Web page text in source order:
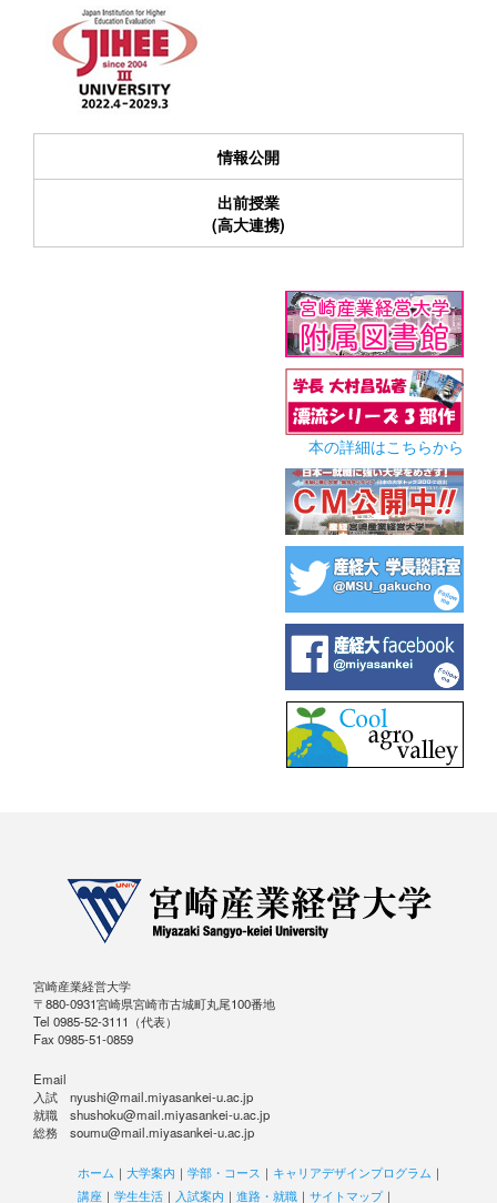
情報公開
出前授業
(高大連携)
本の詳細はこちらから
宮崎産業経営大学
〒880-0931宮崎県宮崎市古城町丸尾100番地
Tel 0985-52-3111（代表）
Fax 0985-51-0859
Email
入試 nyushi@mail.miyasankei-u.ac.jp
就職 shushoku@mail.miyasankei-u.ac.jp
総務 soumu@mail.miyasankei-u.ac.jp
ホーム ｜ 大学案内 ｜ 学部・コース ｜ キャリアデザインプログラム ｜
講座 ｜ 学生生活 ｜ 入試案内 ｜ 進路・就職 ｜ サイトマップ｜